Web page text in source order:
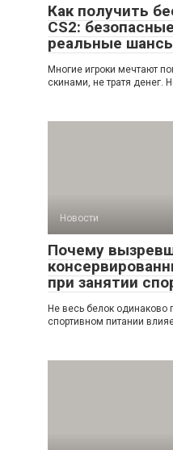
Как получить
CS2:
реальные
Многие игроки мечтают
скинами, не тратя денег.
Новости
Почему
при занятии
Не весь белок одинаково
спортивном питании